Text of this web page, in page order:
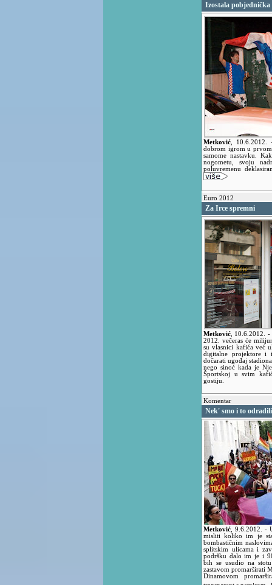
Izostala
Metković 10.6.2012.
dobrom igrom u
samome nastavku.
nogometu, svoju
poluvremenu
Euro 2012
Za Irce spremni
Metković 10.6.2012. -
2012. večeras će
su vlasnici kafića već
digitalne projektore i
dočarati ugođaj
nego sinoć kada je
Športskoj u svim
gostiju.
Komentar
Nek' smo i to odradili
Metković ,9.6.2012.-
misliti koliko im je
bombastičnim
splitskim ulicama i
podršku dalo im je i
bih se usudio na
zastavom promarširati
Dinamovom